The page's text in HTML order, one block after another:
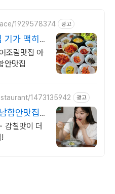
1929578374 광고
기가 맥히
조림맛집 아
안맛집
1473135942 광고
함안맛집,
감칠맛이 더